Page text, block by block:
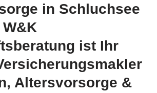
in Schluchsee
ist Ihr
Altersvorsorge &